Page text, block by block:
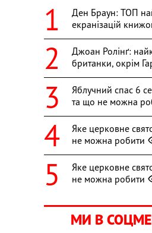
Ден Браун: ТОП
екранізацій
Джоан Ролінґ:
британки, окрім
Яблучний спас 6
та що не можна
Яке церковне
не можна робити
Яке церковне
не можна робити
МИ В